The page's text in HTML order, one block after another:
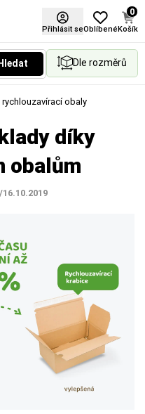
Přihlásit seOblíbené
0
Košík
Hledat Dle rozměrů
obaly
díky
obalům
/16.10.2019